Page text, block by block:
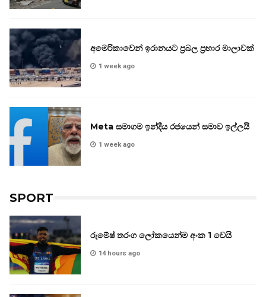
අමෙරිකාවෙන් ඉරානයට ප්‍රබල ප්‍රහාර මාලාවක්
1 week ago
Meta සමාගම ඉන්දීය රජයෙන් සමාව ඉල්ලයි
1 week ago
SPORT
රුමේෂ් තරංග ලෝකයෙන්ම අංක 1 වෙයි
14 hours ago